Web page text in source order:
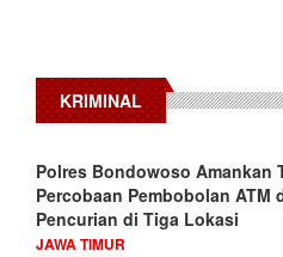
KRIMINAL
Polres Bondowoso Amankan
Percobaan Pembobolan ATM
Pencurian di Tiga Lokasi
JAWA TIMUR